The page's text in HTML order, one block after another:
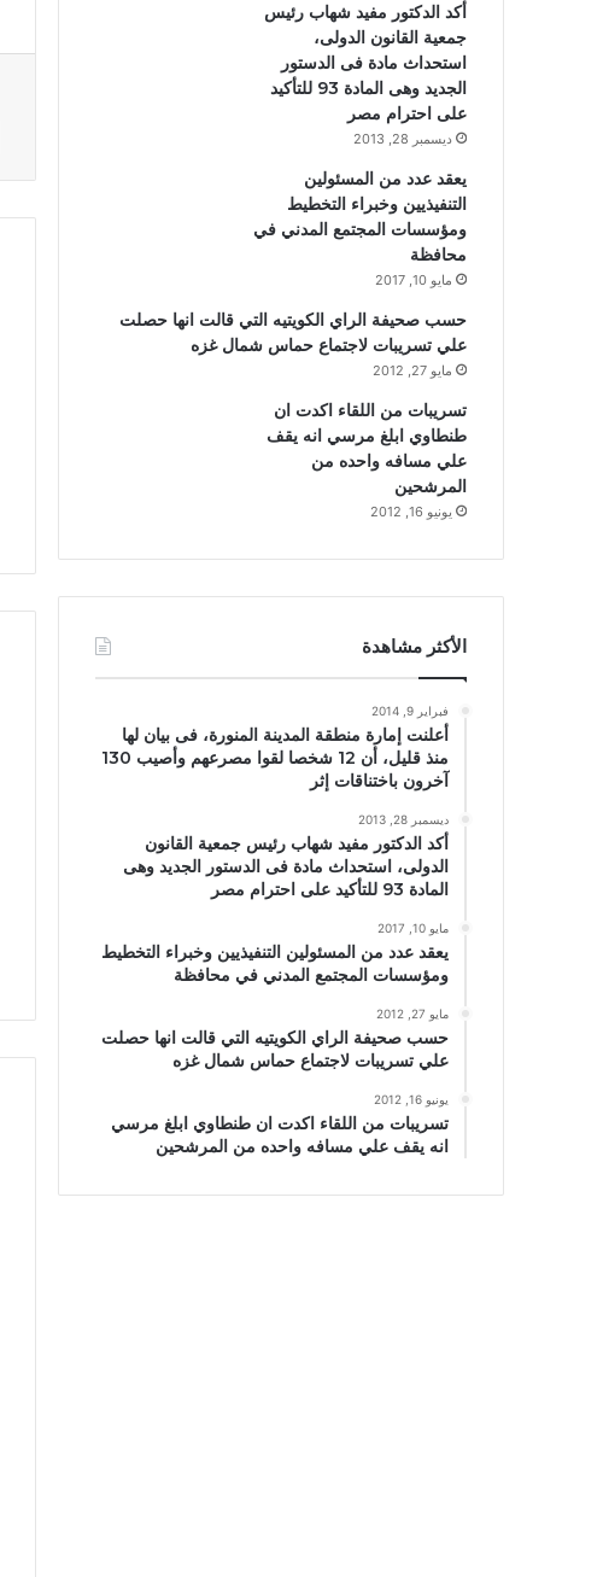
أكد الدكتور مفيد شهاب رئيس
جمعية القانون الدولى،
استحداث مادة فى الدستور
الجديد وهى المادة 93 للتأكيد
على احترام مصر
ديسمبر 28, 2013
يعقد عدد من المسئولين
التنفيذيين وخبراء التخطيط
ومؤسسات المجتمع المدني في
محافظة
مايو 10, 2017
حسب صحيفة الراي الكويتيه التي قالت انها حصلت
علي تسريبات لاجتماع حماس شمال غزه
مايو 27, 2012
تسريبات من اللقاء اكدت ان
طنطاوي ابلغ مرسي انه يقف
علي مسافه واحده من
المرشحين
يونيو 16, 2012
الأكثر مشاهدة
فبراير 9, 2014
أعلنت إمارة منطقة المدينة المنورة، فى بيان لها
منذ قليل، أن 12 شخصا لقوا مصرعهم وأصيب 130
آخرون باختناقات إثر
ديسمبر 28, 2013
أكد الدكتور مفيد شهاب رئيس جمعية القانون
الدولى، استحداث مادة فى الدستور الجديد وهى
المادة 93 للتأكيد على احترام مصر
مايو 10, 2017
يعقد عدد من المسئولين التنفيذيين وخبراء التخطيط
ومؤسسات المجتمع المدني في محافظة
مايو 27, 2012
حسب صحيفة الراي الكويتيه التي قالت انها حصلت
علي تسريبات لاجتماع حماس شمال غزه
يونيو 16, 2012
تسريبات من اللقاء اكدت ان طنطاوي ابلغ مرسي
انه يقف علي مسافه واحده من المرشحين